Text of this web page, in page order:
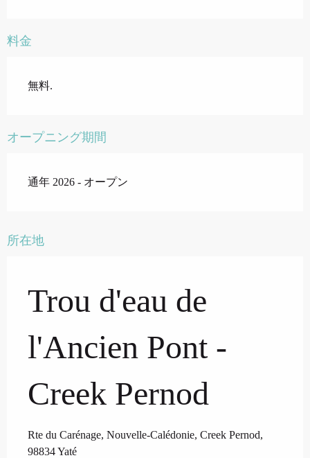
料金
無料.
オープニング期間
通年 2026 - オープン
所在地
Trou d'eau de
l'Ancien Pont -
Creek Pernod
Rte du Carénage, Nouvelle-Calédonie, Creek Pernod,
98834 Yaté